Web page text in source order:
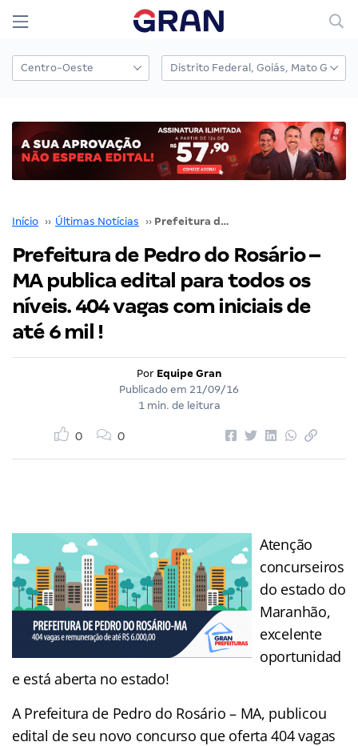
Início ›› Últimas Notícias ›› Prefeitura de Pedro do Rosário – MA publica edital para todos os níveis. 404 vagas com iniciais de até 6 mil !
Prefeitura de Pedro do Rosário –
MA publica edital para todos os
níveis. 404 vagas com iniciais de
até 6 mil !
Por Equipe Gran
Publicado em 21/09/16
1 min. de leitura
0 0
Atenção
concurseiros
do estado do
Maranhão,
excelente
oportunidad
e está aberta no estado!
A Prefeitura de Pedro do Rosário – MA, publicou
edital de seu novo concurso que oferta 404 vagas